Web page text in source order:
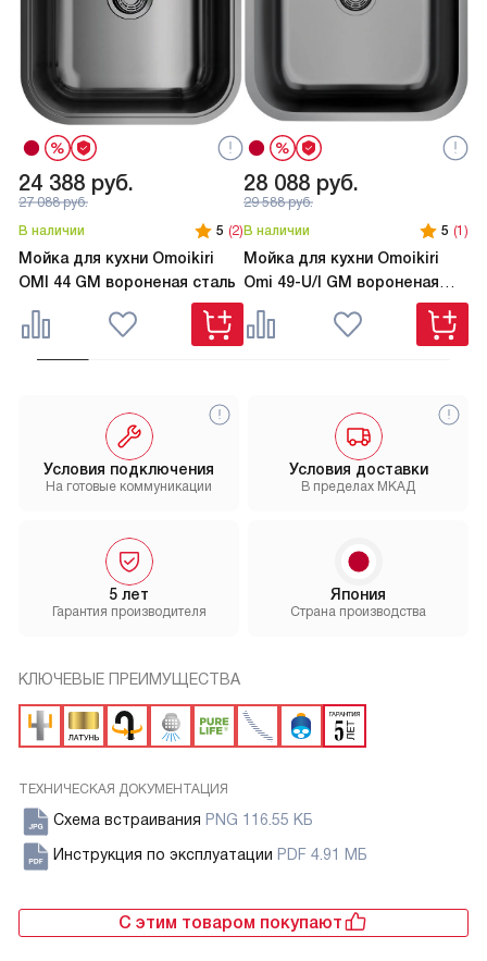
24 388 руб.
27 088руб.
В наличии
5 (2)
Мойка для кухни Omoikiri
OMI 44 GM вороненая сталь
28 088 руб.
29 588руб.
В наличии
5 (1)
Мойка для кухни Omoikiri
Omi 49-U/I GM вороненая
Условия доставки
В пределах МКАД
5 лет
Гарантия производителя
Условия подключения
На готовые коммуникации
Япония
Страна производства
КЛЮЧЕВЫЕ ПРЕИМУЩЕСТВА
ТЕХНИЧЕСКАЯ ДОКУМЕНТАЦИЯ
Схема встраивания PNG 116.55 КБ
Инструкция по эксплуатации PDF 4.91 МБ
С этим товаром покупают